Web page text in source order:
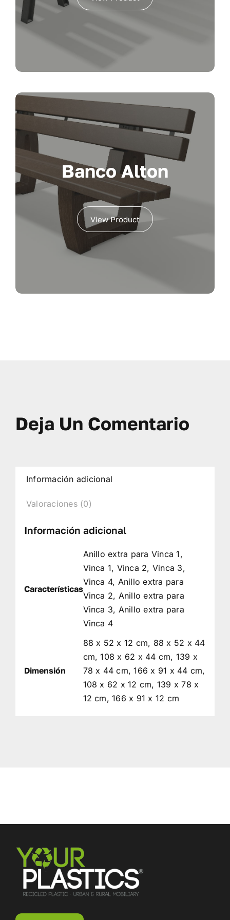
Banco Alton
View Product
Deja Un Comentario
Información adicional
Valoraciones (0)
Información adicional
Características
Anillo extra para Vinca 1,
Vinca 1, Vinca 2, Vinca 3,
Vinca 4, Anillo extra para
Vinca 2, Anillo extra para
Vinca 3, Anillo extra para
Vinca 4
Dimensión
88 x 52 x 12 cm, 88 x 52 x 44
cm, 108 x 62 x 44 cm, 139 x
78 x 44 cm, 166 x 91 x 44 cm,
108 x 62 x 12 cm, 139 x 78 x
12 cm, 166 x 91 x 12 cm